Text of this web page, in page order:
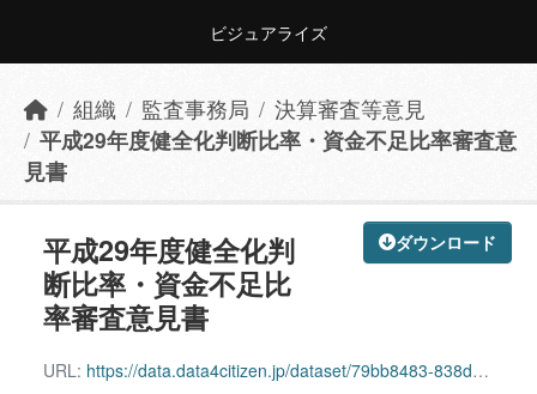
ビジュアライズ
組織 監査事務局
決算審査等意見
平成29年度健全化判断比率・資金不足比率審査意
見書
ダウンロード
平成29年度健全化判
断比率・資金不足比
率審査意見書
URL: https://data.data4citizen.jp/dataset/79bb8483-838d-45e0-8a76-021e24c2b615/resource/f7716028-b81d-4283-958a-c7751c55dfe0/download/29.pdf